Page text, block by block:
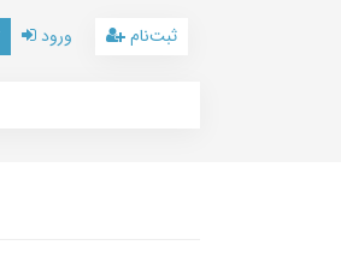
ورود ثبت‌نام